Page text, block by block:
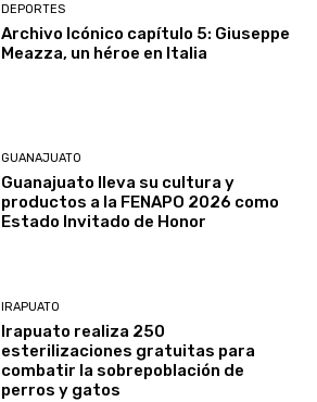
DEPORTES
Archivo Icónico capítulo 5: Giuseppe
Meazza, un héroe en Italia
GUANAJUATO
Guanajuato lleva su cultura y
productos a la FENAPO 2026 como
Estado Invitado de Honor
IRAPUATO
Irapuato realiza 250
esterilizaciones gratuitas para
combatir la sobrepoblación de
perros y gatos